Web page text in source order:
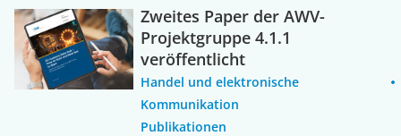
Zweites Paper der AWV-
Projektgruppe 4.1.1
veröffentlicht
Handel und elektronische
Kommunikation
Publikationen